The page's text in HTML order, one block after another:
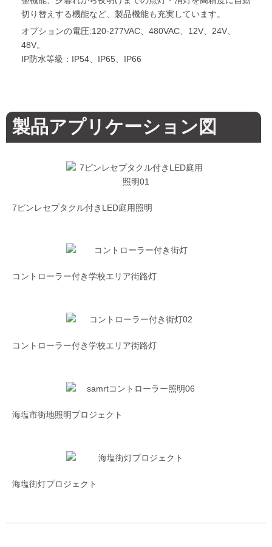
切り替えする機能など、製品機能も充実しています。
オプションの電圧:120-277VAC、480VAC、12V、24V、
48V。
IP防水等級：IP54、IP65、IP66
製品アプリケーション図
7ピンレセプタクル付きLED庭用照明
コントローラー付き学校エリア街路灯
コントローラー付き学校エリア街路灯
海塩市街地照明プロジェクト
海塩街灯プロジェクト